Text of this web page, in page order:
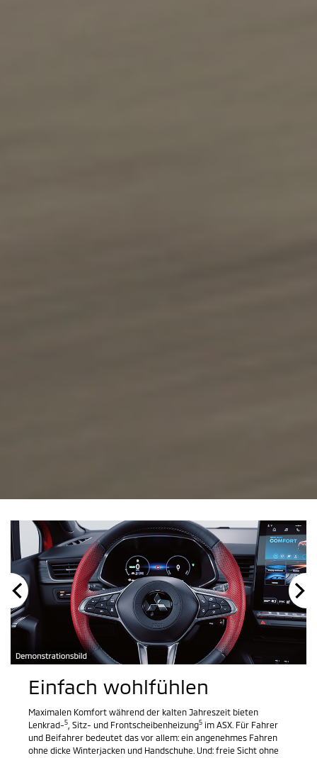
Einfach wohlfühlen
Maximalen Komfort während der kalten Jahreszeit bieten
Lenkrad-5 , Sitz- und Frontscheibenheizung5 im ASX. Für Fahrer
und Beifahrer bedeutet das vor allem: ein angenehmes Fahren
ohne dicke Winterjacken und Handschuhe. Und: freie Sicht ohne